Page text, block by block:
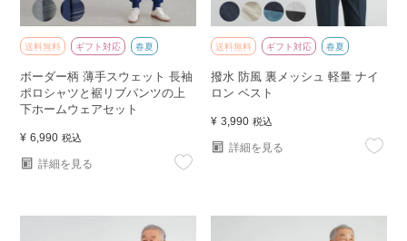
送料無料 ギフト対応 春夏
ボーダー柄 薄手スウェット 長袖
ポロシャツと裾リブパンツの上
下ホームウェアセット
¥ 6,990 税込
詳細を見る
送料無料 ギフト対応 春夏
撥水 防風 裏メッシュ 軽量 ナイ
ロン ベスト
¥ 3,990 税込
詳細を見る